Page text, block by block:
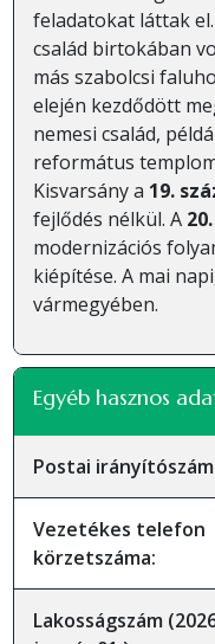
feladatokat láttak
család birtokában
más szabolcsi
elején kezdődött
nemesi család,
református
Kisvarsány a 19.
fejlődés nélkül. A
modernizációs
kiépítése. A mai
vármegyében.
Egyéb hasznos
Postai
Vezetékes telefon
körzetszáma:
Lakosságszám